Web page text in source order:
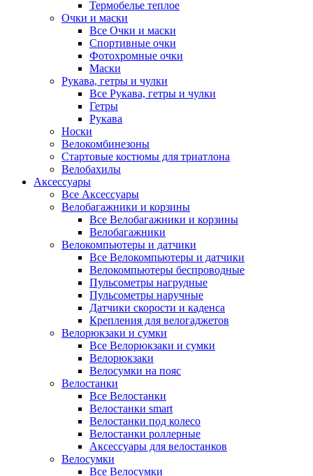
Термобелье теплое
Очки и маски
Все Очки и маски
Спортивные очки
Фотохромные очки
Маски
Рукава, гетры и чулки
Все Рукава, гетры и чулки
Гетры
Рукава
Носки
Велокомбинезоны
Стартовые костюмы для триатлона
Велобахилы
Аксессуары
Все Аксессуары
Велобагажники и корзины
Все Велобагажники и корзины
Велобагажники
Велокомпьютеры и датчики
Все Велокомпьютеры и датчики
Велокомпьютеры беспроводные
Пульсометры нагрудные
Пульсометры наручные
Датчики скорости и каденса
Крепления для велогаджетов
Велорюкзаки и сумки
Все Велорюкзаки и сумки
Велорюкзаки
Велосумки на пояс
Велостанки
Все Велостанки
Велостанки smart
Велостанки под колесо
Велостанки роллерные
Аксессуары для велостанков
Велосумки
Все Велосумки